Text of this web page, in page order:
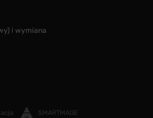
i wymiana
SMARTMAGE